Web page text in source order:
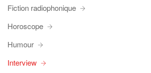
Fiction radiophonique
Horoscope
Humour
Interview